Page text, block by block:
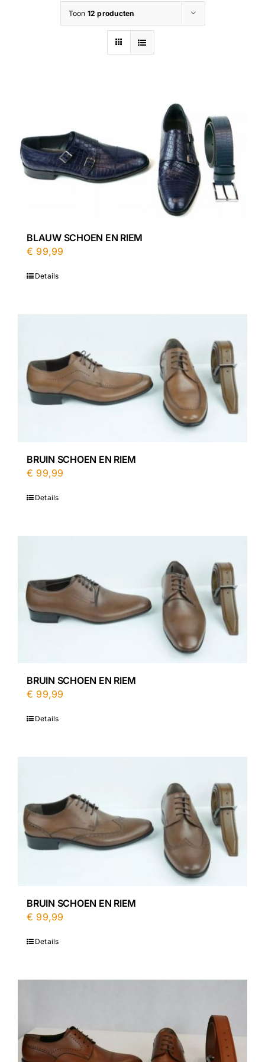
Toon 12 producten
BLAUW SCHOEN EN RIEM
€ 99,99
Details
BRUIN SCHOEN EN RIEM
€ 99,99
Details
BRUIN SCHOEN EN RIEM
€ 99,99
Details
BRUIN SCHOEN EN RIEM
€ 99,99
Details